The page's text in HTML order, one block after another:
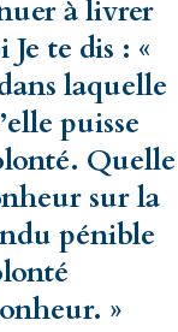
à livrer
te dis : «
laquelle
puisse
Quelle
sur la
pénible
»